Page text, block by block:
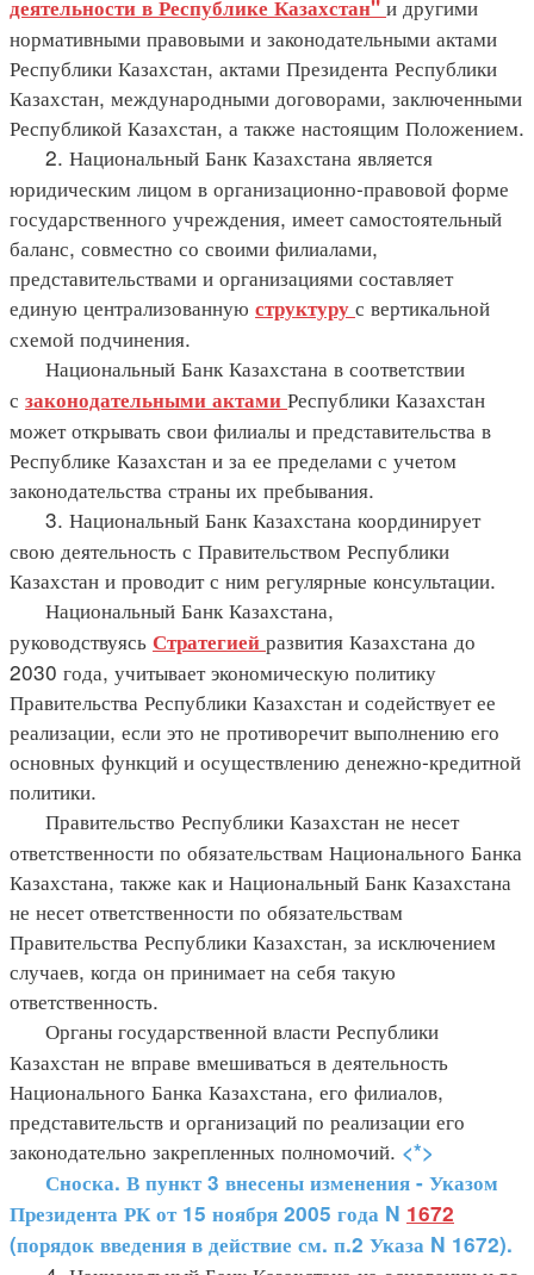
деятельности в Республике Казахстан" и другими
нормативными правовыми и законодательными актами
Республики Казахстан, актами Президента Республики
Казахстан, международными договорами, заключенными
Республикой Казахстан, а также настоящим Положением.
2. Национальный Банк Казахстана является
юридическим лицом в организационно-правовой форме
государственного учреждения, имеет самостоятельный
баланс, совместно со своими филиалами,
представительствами и организациями составляет
единую централизованную структуру с вертикальной
схемой подчинения.
Национальный Банк Казахстана в соответствии
с законодательными актами Республики Казахстан
может открывать свои филиалы и представительства в
Республике Казахстан и за ее пределами с учетом
законодательства страны их пребывания.
3. Национальный Банк Казахстана координирует
свою деятельность с Правительством Республики
Казахстан и проводит с ним регулярные консультации.
Национальный Банк Казахстана,
руководствуясь Стратегией развития Казахстана до
2030 года, учитывает экономическую политику
Правительства Республики Казахстан и содействует ее
реализации, если это не противоречит выполнению его
основных функций и осуществлению денежно-кредитной
политики.
Правительство Республики Казахстан не несет
ответственности по обязательствам Национального Банка
Казахстана, также как и Национальный Банк Казахстана
не несет ответственности по обязательствам
Правительства Республики Казахстан, за исключением
случаев, когда он принимает на себя такую
ответственность.
Органы государственной власти Республики
Казахстан не вправе вмешиваться в деятельность
Национального Банка Казахстана, его филиалов,
представительств и организаций по реализации его
законодательно закрепленных полномочий. <*>
Сноска. В пункт 3 внесены изменения - Указом
Президента РК от 15 ноября 2005 года N 1672
(порядок введения в действие см. п.2 Указа N 1672).